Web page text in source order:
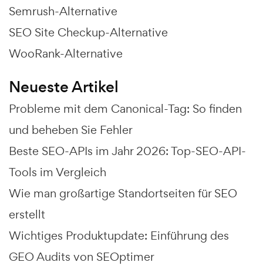
Semrush-Alternative
SEO Site Checkup-Alternative
WooRank-Alternative
Neueste Artikel
Probleme mit dem Canonical-Tag: So finden
und beheben Sie Fehler
Beste SEO-APIs im Jahr 2026: Top-SEO-API-
Tools im Vergleich
Wie man großartige Standortseiten für SEO
erstellt
Wichtiges Produktupdate: Einführung des
GEO Audits von SEOptimer